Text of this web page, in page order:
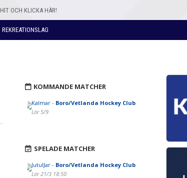
OCH KLICKA HÄR!
REKREATIONSLAG
KOMMANDE MATCHER
Kalmar - Boro/Vetlanda Hockey Club
Lör 5/9
SPELADE MATCHER
JutulJar - Boro/Vetlanda Hockey Club
Lör 21/3 18:50